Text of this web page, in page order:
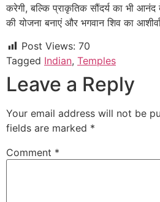
करेगी, बल्कि प्राकृतिक सौंदर्य का भी आनंद
की योजना बनाएं और भगवान शिव का
Post Views: 70
Tagged Indian, Temples
Leave a Reply
Your email address will not be
fields are marked *
Comment *